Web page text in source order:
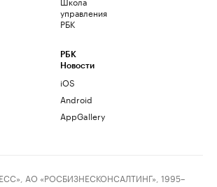
управления
РБК
РБК
Новости
iOS
Android
AppGallery
АО «РОСБИЗНЕСКОНСАЛТИНГ», 1995–